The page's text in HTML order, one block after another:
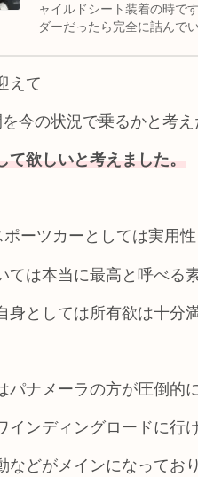
ャイルドシート装着の時で
ダーだったら完全に詰んで
えて
今の状況で乗るかと考え
て欲しいと考えました。
ーツカーとしては実用
は本当に最高と呼べる
としては所有欲は十分
パナメーラの方が圧倒的
インディングロードに行
どがメインになってお